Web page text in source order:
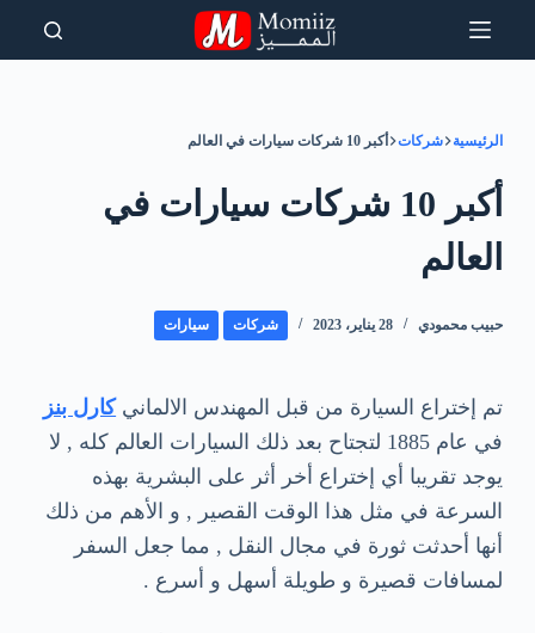
التجاوز
الرئيسية شركات أكبر 10 شركات سيارات في العالم
أكبر 10 شركات سيارات في
العالم
حبيب محمودي 28 يناير، 2023 شركات سيارات
تم إختراع السيارة من قبل المهندس الالمانيكارل بنز
في عام 1885 لتجتاح بعد ذلك السيارات العالم كله , لا
يوجد تقريبا أي إختراع أخر أثر على البشرية بهذه
السرعة في مثل هذا الوقت القصير , و الأهم من ذلك
أنها أحدثت ثورة في مجال النقل , مما جعل السفر
لمسافات قصيرة و طويلة أسهل و أسرع .